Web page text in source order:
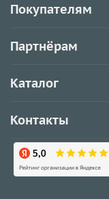
Покупателям
Партнёрам
Каталог
Контакты